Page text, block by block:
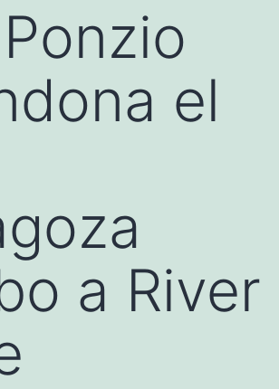
el
a River